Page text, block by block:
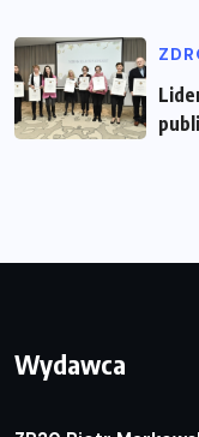
Wydawca